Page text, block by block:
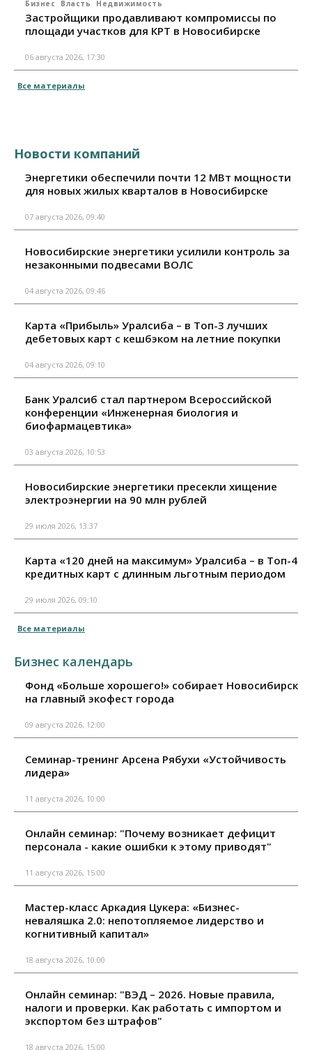
Бизнес Власть Недвижимость
Застройщики продавливают компромиссы по
площади участков для КРТ в Новосибирске
06 августа 2026, 17:30
Все материалы
Новости компаний
Энергетики обеспечили почти 12 МВт мощности
для новых жилых кварталов в Новосибирске
07 августа 2026, 09:40
Новосибирские энергетики усилили контроль за
незаконными подвесами ВОЛС
04 августа 2026, 09:46
Карта «Прибыль» Уралсиба – в Топ-3 лучших
дебетовых карт с кешбэком на летние покупки
04 августа 2026, 09:10
Банк Уралсиб стал партнером Всероссийской
конференции «Инженерная биология и
биофармацевтика»
03 августа 2026, 10:53
Новосибирские энергетики пресекли хищение
электроэнергии на 90 млн рублей
29 июля 2026, 13:37
Карта «120 дней на максимум» Уралсиба – в Топ-4
кредитных карт с длинным льготным периодом
29 июля 2026, 09:10
Все материалы
Бизнес календарь
Фонд «Больше хорошего!» собирает Новосибирск
на главный экофест города
09 августа 2026, 12:00
Семинар-тренинг Арсена Рябухи «Устойчивость
лидера»
11 августа 2026, 10:00
Онлайн семинар: "Почему возникает дефицит
персонала - какие ошибки к этому приводят"
11 августа 2026, 15:00
Мастер-класс Аркадия Цукера: «Бизнес-
неваляшка 2.0: непотопляемое лидерство и
когнитивный капитал»
18 августа 2026, 10:00
Онлайн семинар: "ВЭД – 2026. Новые правила,
налоги и проверки. Как работать с импортом и
экспортом без штрафов"
18 августа 2026, 15:00